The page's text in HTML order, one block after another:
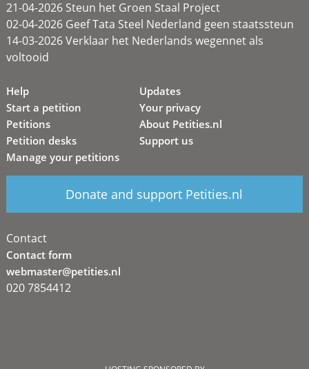
21-04-2026 Steun het Groen Staal Project
02-04-2026 Geef Tata Steel Nederland geen staatssteun
14-03-2026 Verklaar het Nederlands wegennet als
voltooid
Help
Start a petition
Petitions
Petition desks
Manage your petitions
Updates
Your privacy
About Petities.nl
Support us
Donate and support Petities.nl
Contact
Contact form
webmaster@petities.nl
020 7854412